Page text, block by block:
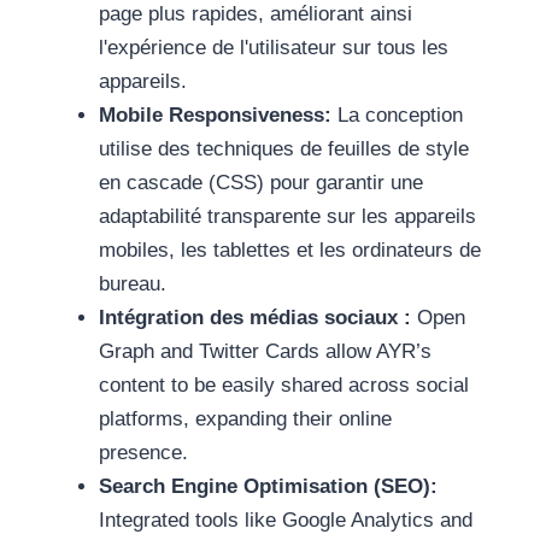
page plus rapides, améliorant ainsi
l'expérience de l'utilisateur sur tous les
appareils.
Mobile Responsiveness: La conception
utilise des techniques de feuilles de style
en cascade (CSS) pour garantir une
adaptabilité transparente sur les appareils
mobiles, les tablettes et les ordinateurs de
bureau.
Intégration des médias sociaux : Open
Graph and Twitter Cards allow AYR’s
content to be easily shared across social
platforms, expanding their online
presence.
Search Engine Optimisation (SEO):
Integrated tools like Google Analytics and